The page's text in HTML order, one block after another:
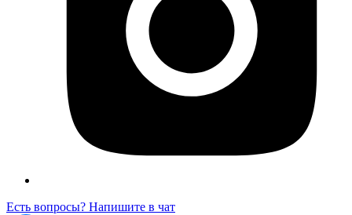
Есть вопросы? Напишите в чат